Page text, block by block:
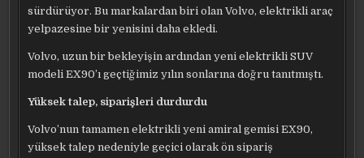
sürdürüyor. Bu markalardan biri olan Volvo, elektrikli araç
yelpazesine bir yenisini daha ekledi.
Volvo, uzun bir bekleyişin ardından yeni elektrikli SUV
modeli EX90’ı geçtiğimiz yılın sonlarına doğru tanıtmıştı.
Yüksek talep, siparişleri durdurdu
Volvo’nun tamamen elektrikli yeni amiral gemisi EX90,
yüksek talep nedeniyle geçici olarak ön sipariş